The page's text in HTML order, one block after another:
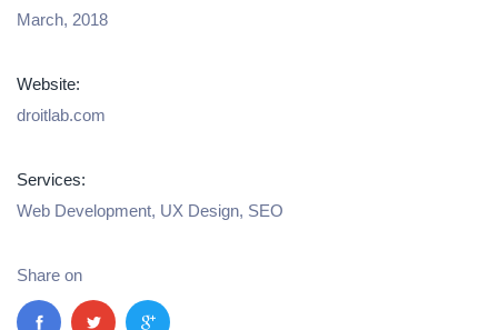
March, 2018
Website:
droitlab.com
Services:
Web Development, UX Design, SEO
Share on